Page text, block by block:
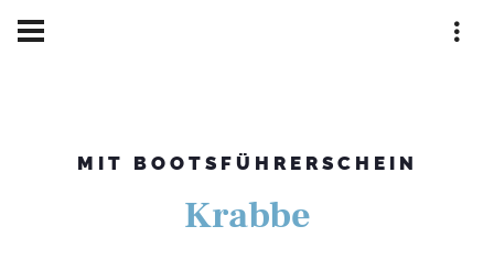
MIT BOOTSFÜHRERSCHEIN
Krabbe